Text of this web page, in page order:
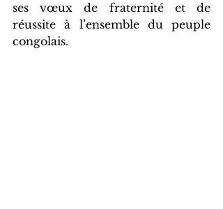
ses vœux de fraternité et de
réussite à l’ensemble du peuple
congolais.